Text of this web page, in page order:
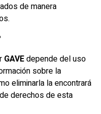
de manera
GAVEdepende del uso
sobre la
eliminarla la encontrará
derechos de esta